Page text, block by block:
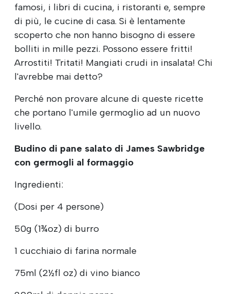
famosi, i libri di cucina, i ristoranti e, sempre
di più, le cucine di casa. Si è lentamente
scoperto che non hanno bisogno di essere
bolliti in mille pezzi. Possono essere fritti!
Arrostiti! Tritati! Mangiati crudi in insalata! Chi
l'avrebbe mai detto?
Perché non provare alcune di queste ricette
che portano l'umile germoglio ad un nuovo
livello.
Budino di pane salato di James Sawbridge
con germogli al formaggio
Ingredienti:
(Dosi per 4 persone)
50g (1¾oz) di burro
1 cucchiaio di farina normale
75ml (2½fl oz) di vino bianco